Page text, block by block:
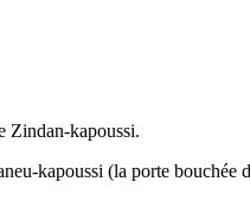
Zindan-kapoussi.
kapoussi (la porte bouchée